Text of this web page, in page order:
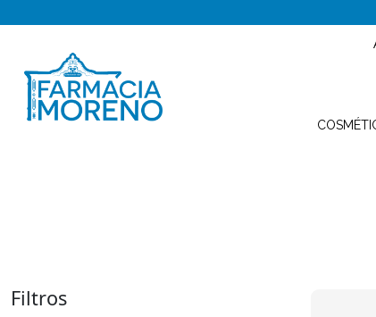
Filtros